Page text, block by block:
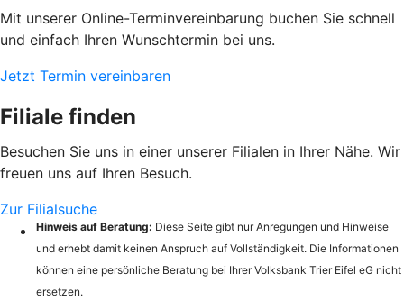
Mit unserer Online-Terminvereinbarung buchen Sie schnell
und einfach Ihren Wunschtermin bei uns.
Jetzt Termin vereinbaren
Filiale finden
Besuchen Sie uns in einer unserer Filialen in Ihrer Nähe. Wir
freuen uns auf Ihren Besuch.
Zur Filialsuche
Hinweis auf Beratung: Diese Seite gibt nur Anregungen und Hinweise
und erhebt damit keinen Anspruch auf Vollständigkeit. Die Informationen
können eine persönliche Beratung bei Ihrer Volksbank Trier Eifel eG nicht
ersetzen.